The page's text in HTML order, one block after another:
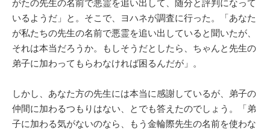
がたの先生の名前で悪霊を追い出して、随分と評判になって
いるようだ」と。そこで、ヨハネが調査に行った。「あなた
が私たちの先生の名前で悪霊を追い出していると聞いたが、
それは本当だろうか。もしそうだとしたら、ちゃんと先生の
弟子に加わってもらわなければ困るんだが」。
しかし、あなた方の先生には本当に感謝しているが、弟子の
仲間に加わるつもりはない、とでも答えたのでしょう。「弟
子に加わる気がないのなら、もう金輪際先生の名前を使わな